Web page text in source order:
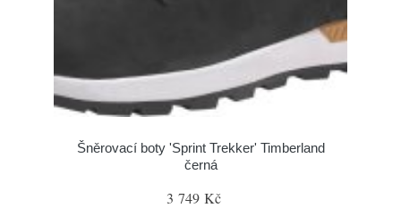
Šněrovací boty 'Sprint Trekker' Timberland
černá
3 749 Kč